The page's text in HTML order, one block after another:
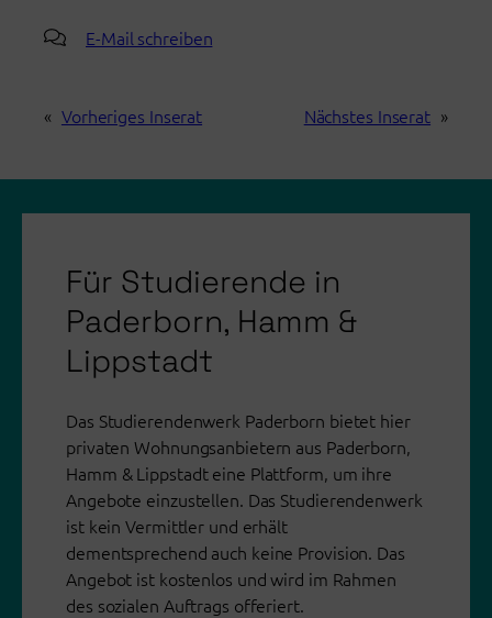
E-Mail schreiben
« Vorheriges Inserat Nächstes Inserat »
Für Studierende in
Paderborn, Hamm &
Lippstadt
Das Studierendenwerk Paderborn bietet hier
privaten Wohnungsanbietern aus Paderborn,
Hamm & Lippstadt eine Plattform, um ihre
Angebote einzustellen. Das Studierendenwerk
ist kein Vermittler und erhält
dementsprechend auch keine Provision. Das
Angebot ist kostenlos und wird im Rahmen
des sozialen Auftrags offeriert.